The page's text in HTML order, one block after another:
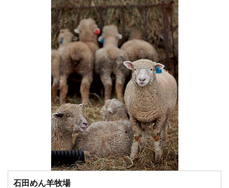
石田めん羊牧場